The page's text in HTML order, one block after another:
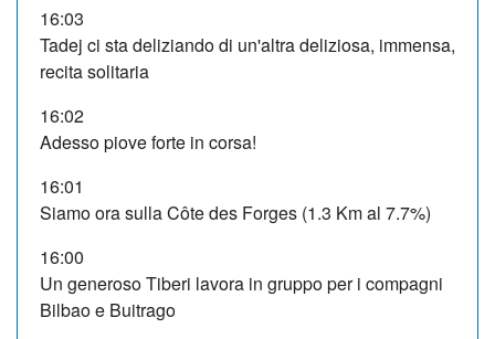
16:03
Tadej ci sta deliziando di un'altra deliziosa, immensa,
recita solitaria
16:02
Adesso piove forte in corsa!
16:01
Siamo ora sulla Côte des Forges (1.3 Km al 7.7%)
16:00
Un generoso Tiberi lavora in gruppo per i compagni
Bilbao e Buitrago